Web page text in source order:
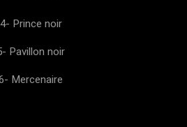
4- Prince noir
Pavillon noir
Mercenaire